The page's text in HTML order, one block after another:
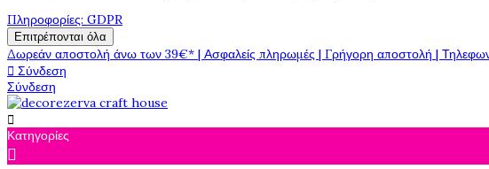
Πληροφορίες: GDPR
Επιτρέπονται όλα
Δωρεάν αποστολή άνω των 39€* | Ασφαλείς πληρωμές | Γρήγορη αποστολή |
 Σύνδεση
Σύνδεση

Κατηγορίες
